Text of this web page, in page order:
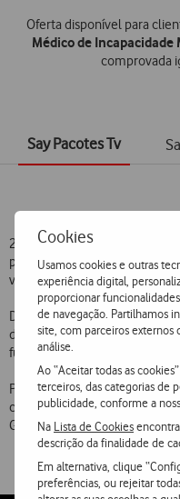
Cookies
Usamos cookies e outras
experiência digital,
proporcionar
de navegação. Partilhamos
site, com parceiros externos
análise.
Ao “Aceitar todas as
terceiros, das categorias de
publicidade, conforme a
Na Lista de Cookies
descrição da finalidade de
Em alternativa, clique
preferências, ou rejeitar
Oferta disponível para
Médico de
comprovada
Say Pacotes Tv
25% de desconto sobre a
promoção não acumula com
vigor.
Desenvolvida
dificuldades visuais, a Tv da
funcionalidade de navegação
Para mais informações,
cliqueaquipara saber como
Gestual Portuguesa.